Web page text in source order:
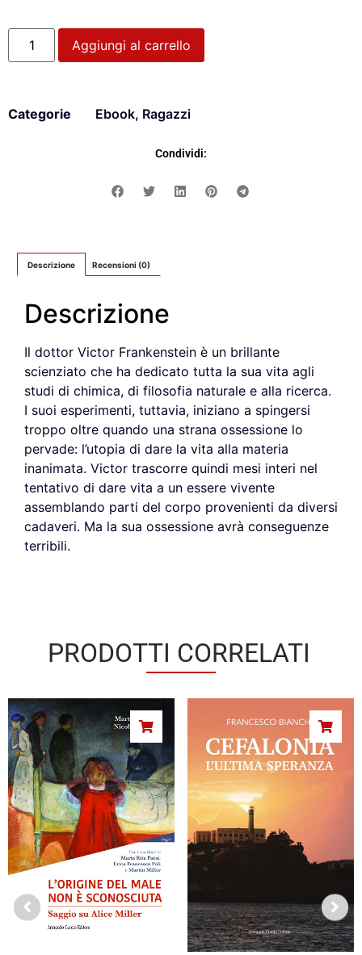
Aggiungi al carrello
Categorie Ebook, Ragazzi
Condividi:
Descrizione Recensioni (0)
Descrizione
Il dottor Victor Frankenstein è un brillante
scienziato che ha dedicato tutta la sua vita agli
studi di chimica, di filosofia naturale e alla ricerca.
I suoi esperimenti, tuttavia, iniziano a spingersi
troppo oltre quando una strana ossessione lo
pervade: l’utopia di dare la vita alla materia
inanimata. Victor trascorre quindi mesi interi nel
tentativo di dare vita a un essere vivente
assemblando parti del corpo provenienti da diversi
cadaveri. Ma la sua ossessione avrà conseguenze
terribili.
PRODOTTI CORRELATI